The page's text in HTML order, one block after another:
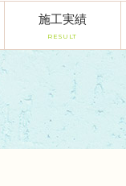
施工実績
RESULT